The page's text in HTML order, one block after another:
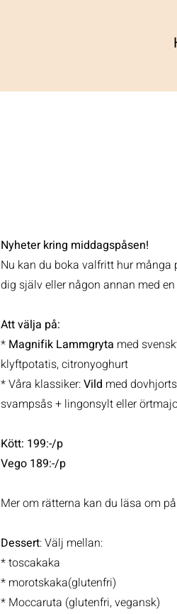
Nyheter kring middagspåsen!
Nu kan du boka valfritt hur många
dig själv eller någon annan med
Att välja på:
* Magnifik Lammgryta med
klyftpotatis, citronyoghurt
* Våra klassiker:Vild med
svampsås + lingonsylt eller
Kött: 199:-/p
Vego 189:-/p
Mer om rätterna kan du läsa om på
Dessert: Välj mellan:
* toscakaka
* morotskaka(glutenfri)
* Moccaruta (glutenfri, vegansk)